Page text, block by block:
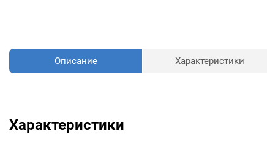
Описание Характеристики
Характеристики